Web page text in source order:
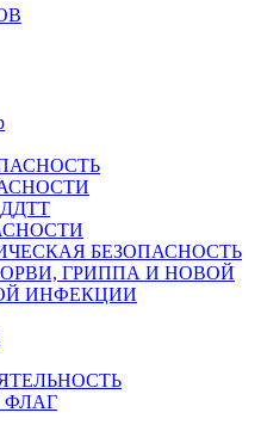
БЕЗОПАСНОСТЬ
ГРИППА И НОВОЙ
ИНФЕКЦИИ
ФЛАГ